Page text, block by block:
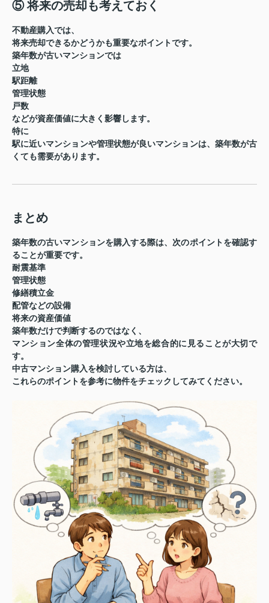
⑤ 将来の売却も考えておく
不動産購入では、
将来売却できるかどうかも重要なポイントです。
築年数が古いマンションでは
立地
駅距離
管理状態
戸数
などが資産価値に大きく影響します。
特に
駅に近いマンションや管理状態が良いマンションは、築年数が古
くても需要があります。
まとめ
築年数の古いマンションを購入する際は、次のポイントを確認す
ることが重要です。
耐震基準
管理状態
修繕積立金
配管などの設備
将来の資産価値
築年数だけで判断するのではなく、
マンション全体の管理状況や立地を総合的に見ることが大切 で
す。
中古マンション購入を検討している方は、
これらのポイントを参考に物件をチェックしてみてください。